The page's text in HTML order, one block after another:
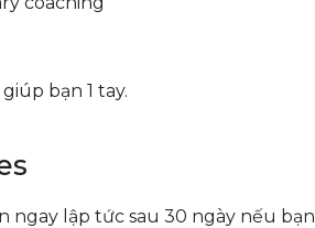
bạn 1 tay.
ngay lập tức sau 30 ngày nếu